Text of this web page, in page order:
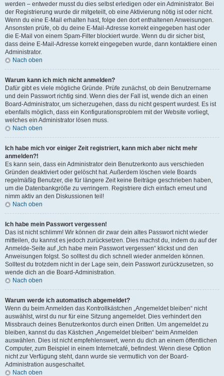
werden – entweder musst du dies selbst erledigen oder ein Administrator. Bei
der Registrierung wurde dir mitgeteilt, ob eine Aktivierung nötig ist oder nicht.
Wenn du eine E-Mail erhalten hast, folge den dort enthaltenen Anweisungen.
Ansonsten prüfe, ob du deine E-Mail-Adresse korrekt eingegeben hast oder
die E-Mail von einem Spam-Filter blockiert wurde. Wenn du dir sicher bist,
dass deine E-Mail-Adresse korrekt eingegeben wurde, dann kontaktiere einen
Administrator.
Nach oben
Warum kann ich mich nicht anmelden?
Dafür gibt es viele mögliche Gründe. Prüfe zunächst, ob dein Benutzername
und dein Passwort richtig sind. Wenn dies der Fall ist, wende dich an einen
Board-Administrator, um sicherzugehen, dass du nicht gesperrt wurdest. Es ist
ebenfalls möglich, dass ein Konfigurationsproblem mit der Website vorliegt,
welches ein Administrator lösen muss.
Nach oben
Ich habe mich vor einiger Zeit registriert, kann mich aber nicht mehr
anmelden?!
Es kann sein, dass ein Administrator dein Benutzerkonto aus verschieden
Gründen deaktiviert oder gelöscht hat. Außerdem löschen viele Boards
regelmäßig Benutzer, die für längere Zeit keine Beiträge geschrieben haben,
um die Datenbankgröße zu verringern. Registriere dich einfach erneut und
nimm aktiv an den Diskussionen teil!
Nach oben
Ich habe mein Passwort vergessen!
Das ist nicht schlimm! Wir können dir zwar dein altes Passwort nicht wieder
mitteilen, du kannst es jedoch zurücksetzen. Dies machst du, indem du auf der
Anmelde-Seite auf „Ich habe mein Passwort vergessen“ klickst und den
Anweisungen folgst. So solltest du dich schnell wieder anmelden können.
Solltest du trotzdem nicht in der Lage sein, dein Passwort zurückzusetzen, so
wende dich an die Board-Administration.
Nach oben
Warum werde ich automatisch abgemeldet?
Wenn du beim Anmelden das Kontrollkästchen „Angemeldet bleiben“ nicht
auswählst, wirst du nur für eine Sitzung angemeldet. Dies verhindert den
Missbrauch deines Benutzerkontos durch einen Dritten. Um angemeldet zu
bleiben, kannst du das Kästchen „Angemeldet bleiben“ beim Anmelden
auswählen. Dies ist nicht empfehlenswert, wenn du dich an einem öffentlichen
Computer, zum Beispiel in einem Internetcafé, befindest. Wenn diese Option
nicht zur Verfügung steht, dann wurde sie vermutlich von der Board-
Administration ausgeschaltet.
Nach oben